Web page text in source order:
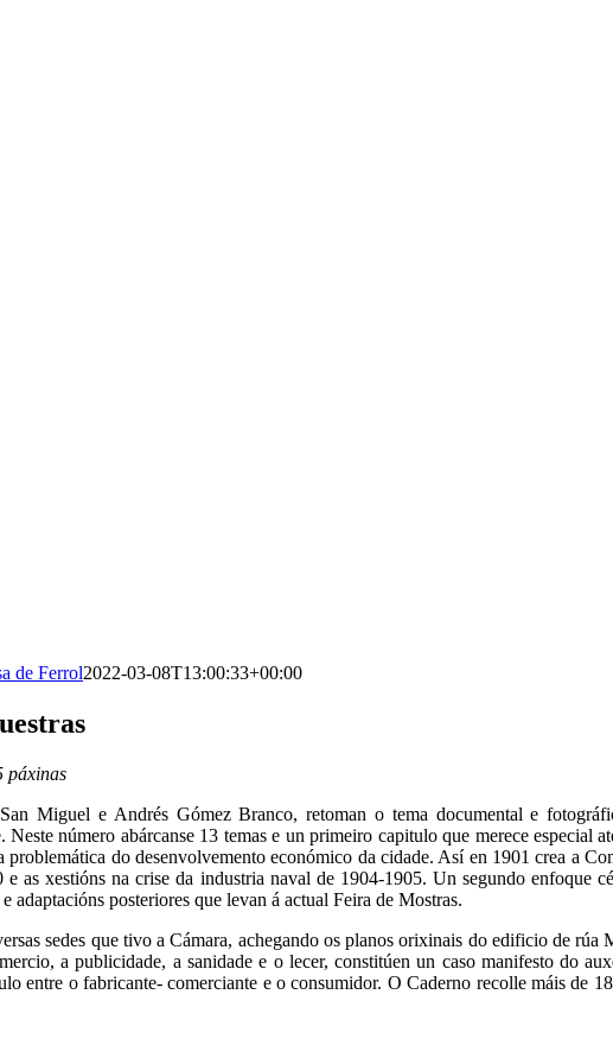
de Ferrol2022-03-08T13:00:33+00:00
páxinas
Miguel e Andrés Gómez Branco, retoman o tema documental e
número abárcanse 13 temas e un primeiro capitulo que merece especial
do desenvolvemento económico da cidade. Así en 1901 crea a
as xestións na crise da industria naval de 1904-1905. Un segundo enfoque
adaptacións posteriores que levan á actual Feira de Mostras.
sedes que tivo a Cámara, achegando os planos orixinais do edificio de
a publicidade, a sanidade e o lecer, constitúen un caso manifesto do
entre o fabricante- comerciante e o consumidor. O Caderno recolle máis de